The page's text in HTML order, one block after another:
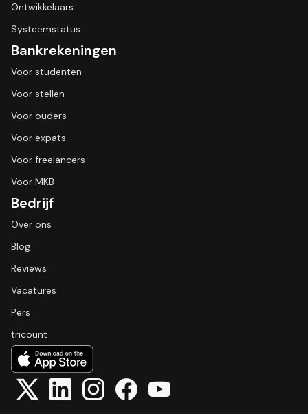
Ontwikkelaars
Systeemstatus
Bankrekeningen
Voor studenten
Voor stellen
Voor ouders
Voor expats
Voor freelancers
Voor MKB
Bedrijf
Over ons
Blog
Reviews
Vacatures
Pers
tricount